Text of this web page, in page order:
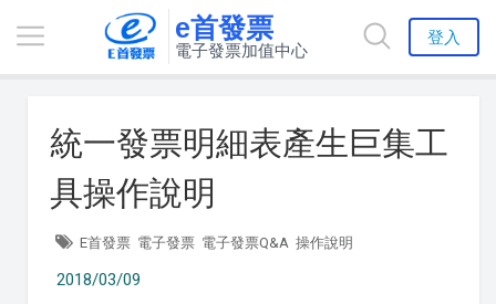
e首發票
電子發票加值中心
登入
統一發票明細表產生巨集工
具操作說明
E首發票 電子發票 電子發票Q&A 操作說明
2018/03/09